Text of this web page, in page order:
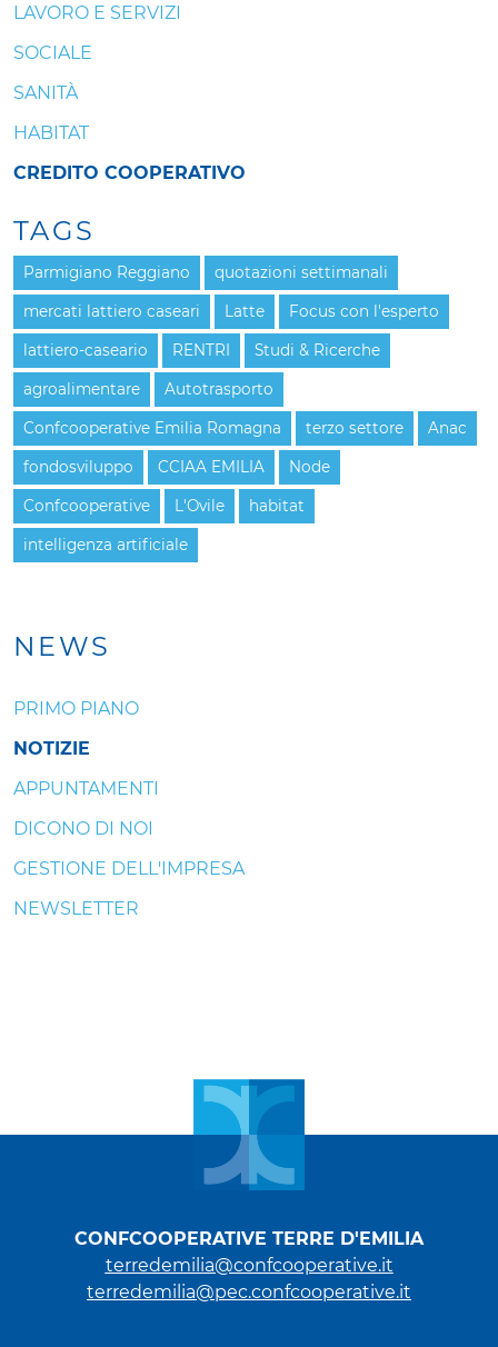
NEWS
PRIMO PIANO
NOTIZIE
APPUNTAMENTI
DICONO DI NOI
GESTIONE DELL'IMPRESA
NEWSLETTER
LAVORO E SERVIZI
SOCIALE
SANITÀ
HABITAT
CREDITO COOPERATIVO
TAGS
Parmigiano Reggiano quotazioni settimanali
mercati lattiero caseari Latte Focus con l'esperto
lattiero-caseario RENTRI Studi & Ricerche
agroalimentare Autotrasporto
Confcooperative Emilia Romagna terzo settore Anac
fondosviluppo CCIAA EMILIA Node
Confcooperative L'Ovile habitat
intelligenza artificiale
CONFCOOPERATIVE TERRE D'EMILIA
terredemilia@confcooperative.it
terredemilia@pec.confcooperative.it